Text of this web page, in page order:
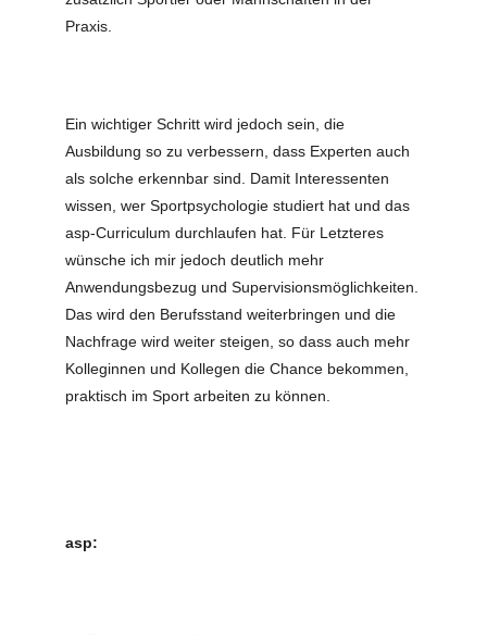
Praxis.
Ein wichtiger Schritt wird jedoch sein, die
Ausbildung so zu verbessern, dass Experten auch
als solche erkennbar sind. Damit Interessenten
wissen, wer Sportpsychologie studiert hat und das
asp-Curriculum durchlaufen hat. Für Letzteres
wünsche ich mir jedoch deutlich mehr
Anwendungsbezug und Supervisionsmöglichkeiten.
Das wird den Berufsstand weiterbringen und die
Nachfrage wird weiter steigen, so dass auch mehr
Kolleginnen und Kollegen die Chance bekommen,
praktisch im Sport arbeiten zu können.
asp: